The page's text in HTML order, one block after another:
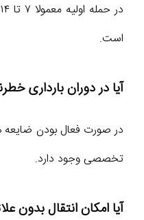
است.
آیا در دوران بارداری
در صورت فعال بودن ضایعه
تخصصی وجود دارد.
آیا امکان انتقال بدون